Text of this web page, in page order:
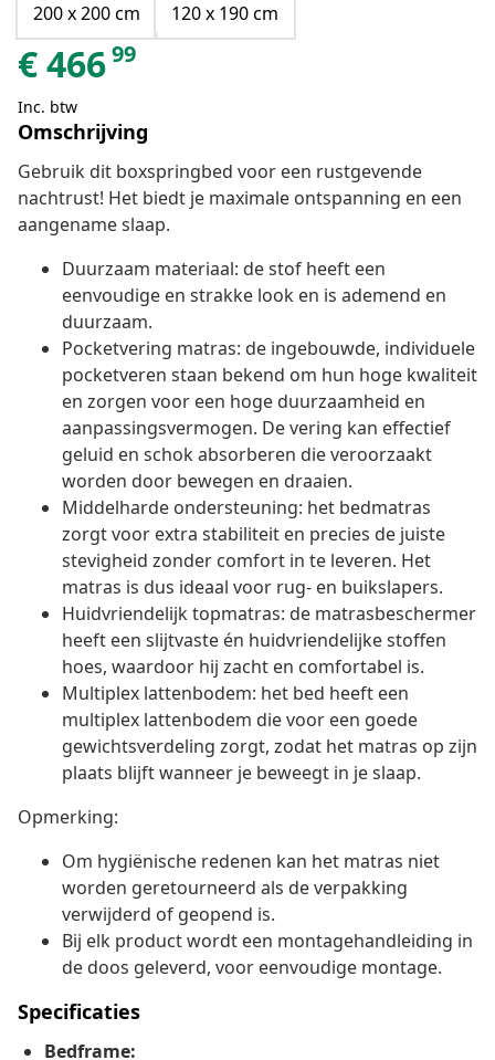
200 x 200 cm
120 x 190 cm
€46699
Inc. btw
Omschrijving
Gebruik dit boxspringbed voor een rustgevende
nachtrust! Het biedt je maximale ontspanning en een
aangename slaap.
Duurzaam materiaal: de stof heeft een
eenvoudige en strakke look en is ademend en
duurzaam.
Pocketvering matras: de ingebouwde, individuele
pocketveren staan bekend om hun hoge kwaliteit
en zorgen voor een hoge duurzaamheid en
aanpassingsvermogen. De vering kan effectief
geluid en schok absorberen die veroorzaakt
worden door bewegen en draaien.
Middelharde ondersteuning: het bedmatras
zorgt voor extra stabiliteit en precies de juiste
stevigheid zonder comfort in te leveren. Het
matras is dus ideaal voor rug- en buikslapers.
Huidvriendelijk topmatras: de matrasbeschermer
heeft een slijtvaste én huidvriendelijke stoffen
hoes, waardoor hij zacht en comfortabel is.
Multiplex lattenbodem: het bed heeft een
multiplex lattenbodem die voor een goede
gewichtsverdeling zorgt, zodat het matras op zijn
plaats blijft wanneer je beweegt in je slaap.
Opmerking:
Om hygiënische redenen kan het matras niet
worden geretourneerd als de verpakking
verwijderd of geopend is.
Bij elk product wordt een montagehandleiding in
de doos geleverd, voor eenvoudige montage.
Specificaties
Bedframe: